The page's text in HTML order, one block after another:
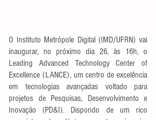
O Instituto Metrópole Digital (IMD/UFRN) vai
inaugurar, no próximo dia 26, às 16h, o
Leading Advanced Technology Center of
Excellence (LANCE), um centro de excelência
em tecnologias avançadas voltado para
projetos de Pesquisas, Desenvolvimento e
Inovação (PD&I). Dispondo de um rico